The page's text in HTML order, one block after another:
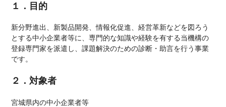
１．目的
新分野進出、新製品開発、情報化促進、経営革新などを図ろう
とする中小企業者等に、専門的な知識や経験を有する当機構の
登録専門家を派遣し、課題解決のための診断・助言を行う事業
です。
２．対象者
宮城県内の中小企業者等